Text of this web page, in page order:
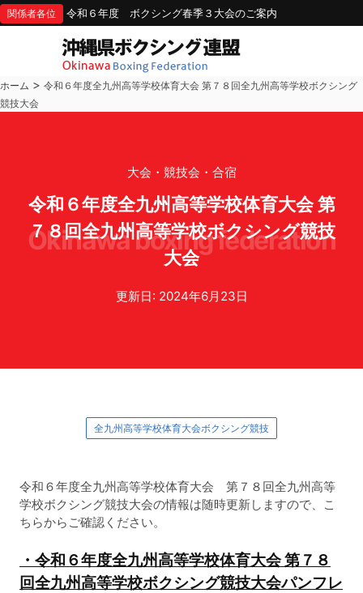
関係者各位 令和６年度 ボクシング春季３大会のご案内
ホーム > 令和６年度全九州高等学校体育大会 第７８回全九州高等学校ボクシング
競技大会
okinawa boxing federation
大会・競技会・合宿
令和６年度全九州高等学校体育大会 第
７８回全九州高等学校ボクシング競技
大会
更新日: 2024年6月23日
全九州高等学校体育大会ボクシング競技
令和６年度全九州高等学校体育大会 第７８回全九州高等
学校ボクシング競技大会の情報は随時更新しますので、こ
ちらからご確認ください。
・令和６年度全九州高等学校体育大会 第７８
回全九州高等学校ボクシング競技大会パンフレ